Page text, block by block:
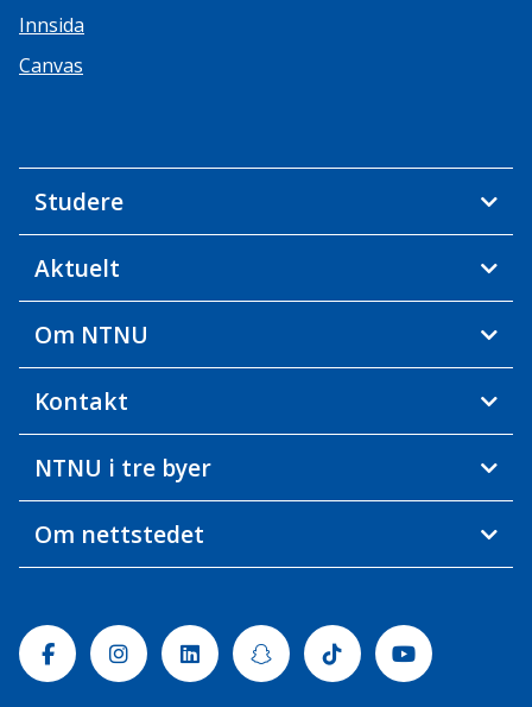
Innsida
Canvas
Studere
Aktuelt
Om NTNU
Kontakt
NTNU i tre byer
Om nettstedet
FacebookInstagramLinkedinSnapchatTiktok Youtube